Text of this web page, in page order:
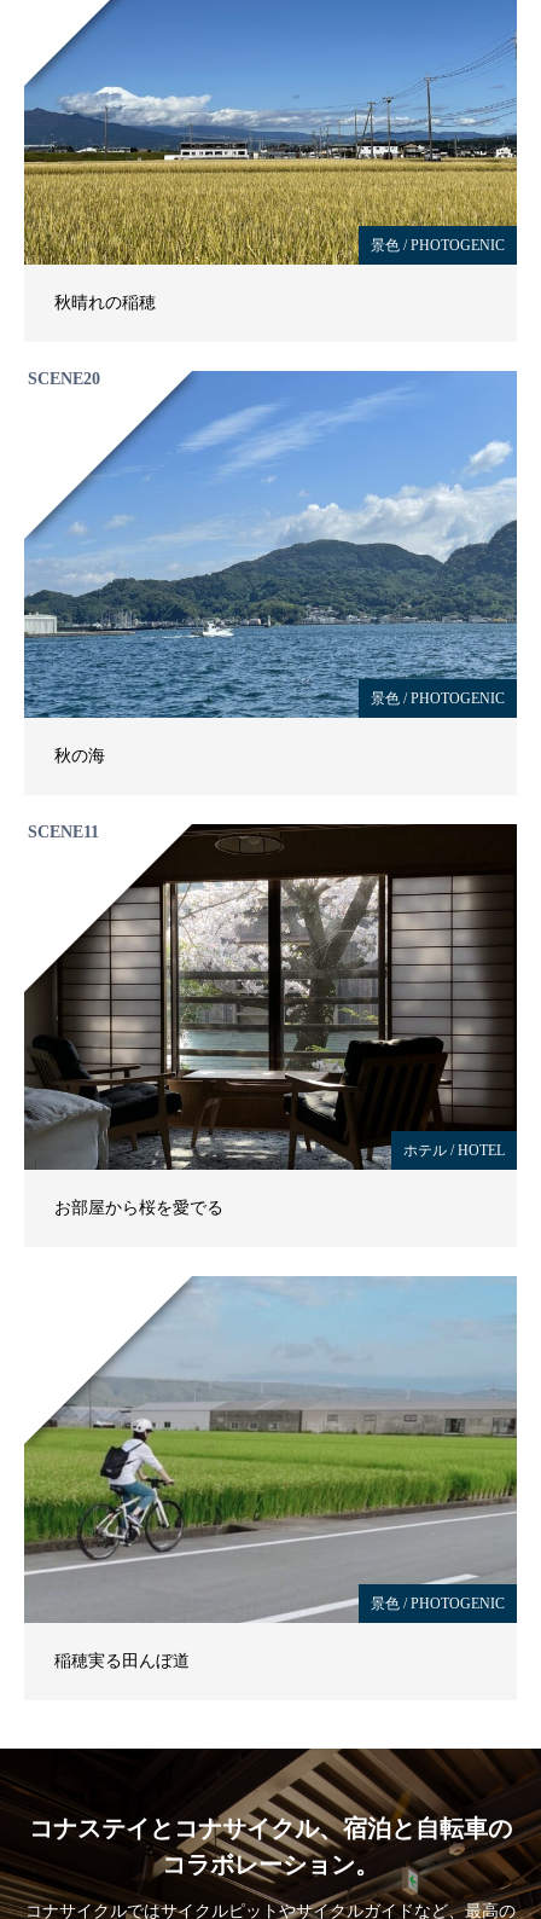
景色 / PHOTOGENIC
秋晴れの稲穂
SCENE20
景色 / PHOTOGENIC
秋の海
SCENE11
ホテル / HOTEL
お部屋から桜を愛でる
景色 / PHOTOGENIC
稲穂実る田んぼ道
コナステイとコナサイクル、宿泊と自転車の
コラボレーション。
コナサイクルではサイクルピットやサイクルガイドなど、最高の